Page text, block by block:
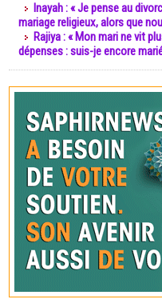
Inayah : « Je pense au
mariage religieux, alors que
Rajiya : « Mon mari ne vit
dépenses : suis-je encore